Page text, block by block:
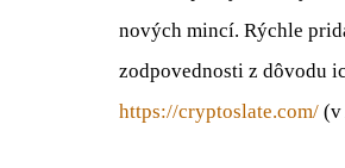
nových mincí. Rýchle
zodpovednosti z dôvodu
https://cryptoslate.com/ (v